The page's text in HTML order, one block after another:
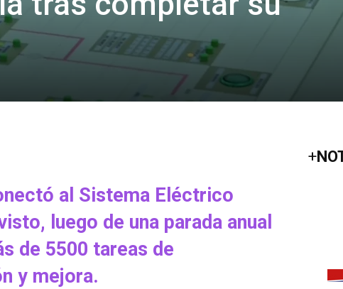
al Sistema Eléctrico
luego de una parada anual
de 5500 tareas de
y mejora.
+